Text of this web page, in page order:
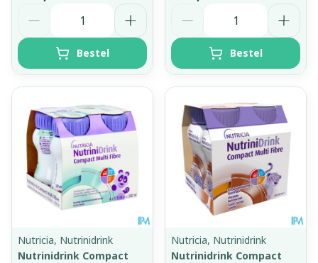
Bestel Bestel
Nutricia, Nutrinidrink
Nutrinidrink Compact
Nutricia, Nutrinidrink
Nutrinidrink Compact